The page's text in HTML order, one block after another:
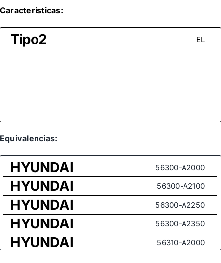
Características:
Tipo2 EL
Equivalencias:
HYUNDAI 56300-A2000
HYUNDAI 56300-A2100
HYUNDAI 56300-A2250
HYUNDAI 56300-A2350
HYUNDAI 56310-A2000